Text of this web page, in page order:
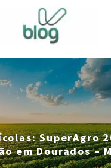
SuperAgro
em Dourados –